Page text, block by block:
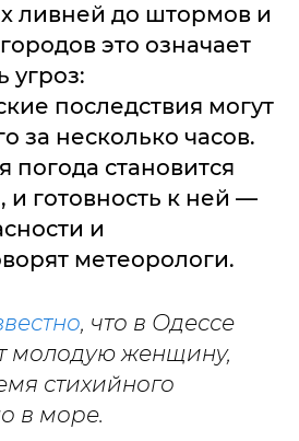
ливней до штормов и
это означает
угроз:
последствия могут
за несколько часов.
погода становится
готовность к ней —
и
метеорологи.
, что в Одессе
молодую женщину,
стихийного
в море.